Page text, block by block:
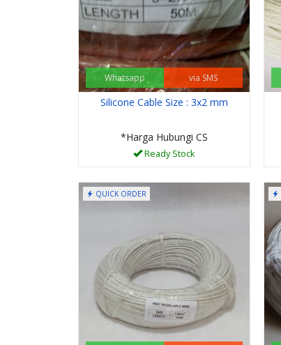
Whatsapp via SMS
Silicone Cable Size : 3x2 mm
*Harga Hubungi CS
Ready Stock
QUICK ORDER